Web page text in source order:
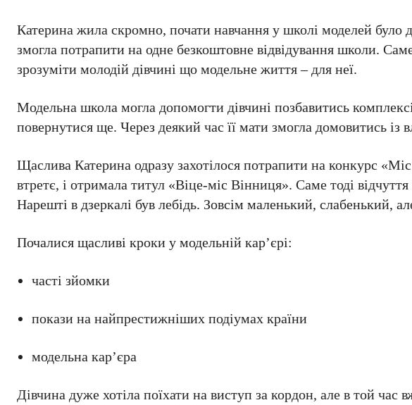
Катерина жила скромно, почати навчання у школі моделей
змогла потрапити на одне безкоштовне відвідування школи.
зрозуміти молодій дівчині що модельне життя – для неї.
Модельна школа могла допомогти дівчині позбавитись
повернутися ще. Через деякий час її мати змогла домовитись
Щаслива Катерина одразу захотілося потрапити на конкурс
втретє, і отримала титул «Віце-міс Вінниця». Саме тоді
Нарешті в дзеркалі був лебідь. Зовсім маленький, слабенький,
Почалися щасливі кроки у модельній кар’єрі:
часті зйомки
покази на найпрестижніших подіумах країни
модельна кар’єра
Дівчина дуже хотіла поїхати на виступ за кордон, але в той час